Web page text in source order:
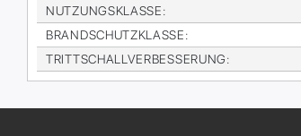
NUT­ZUNGS­KLAS­SE:
BRAND­SCHUTZ­KLAS­SE:
TRITT­SCHALL­VER­BES­SE­RUNG: